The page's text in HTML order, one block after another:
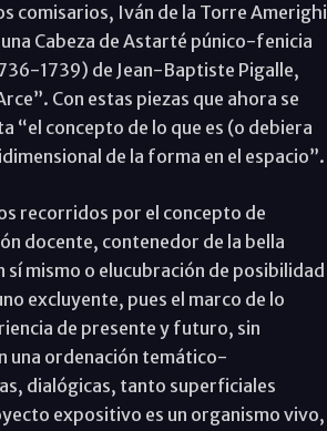
comisarios, Iván de la Torre Amerighi
Cabeza de Astarté púnico-fenicia
1739) de Jean-Baptiste Pigalle,
Con estas piezas que ahora se
“el concepto de lo que es (o debiera
de la forma en el espacio”.
recorridos por el concepto de
docente, contenedor de la bella
mismo o elucubración de posibilidad
excluyente, pues el marco de lo
de presente y futuro, sin
una ordenación temático-
dialógicas, tanto superficiales
expositivo es un organismo vivo,